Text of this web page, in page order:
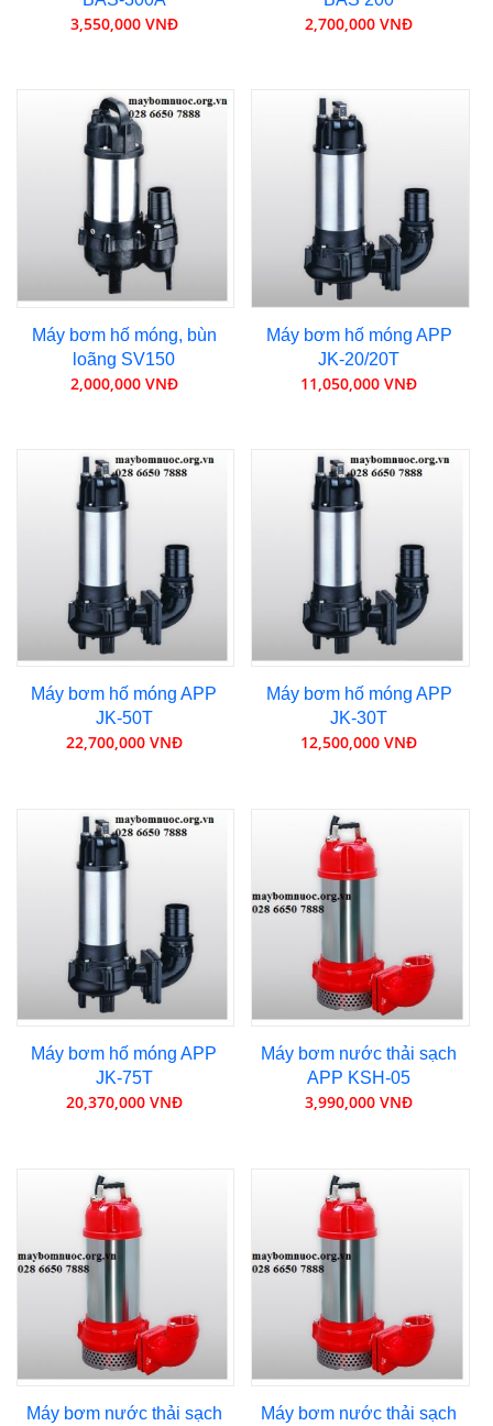
3,550,000 VNĐ 2,700,000 VNĐ
Máy bơm hố móng, bùn
loãng SV150
2,000,000 VNĐ
Máy bơm hố móng APP
JK-20/20T
11,050,000 VNĐ
Máy bơm hố móng APP
JK-50T
22,700,000 VNĐ
Máy bơm hố móng APP
JK-30T
12,500,000 VNĐ
Máy bơm hố móng APP
JK-75T
20,370,000 VNĐ
Máy bơm nước thải sạch
APP KSH-05
3,990,000 VNĐ
Máy bơm nước thải sạch
Máy bơm nước thải sạch